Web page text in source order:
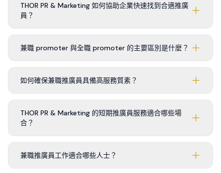
THOR PR & Marketing 如何協助企業快速找到合適推廣
員？
兼職 promoter 與全職 promoter 的主要區別是什麼？
如何確保兼職推廣員具備高服務質素？
THOR PR & Marketing 的短期推廣員服務適合哪些場
合？
兼職推廣員工作適合哪些人士？